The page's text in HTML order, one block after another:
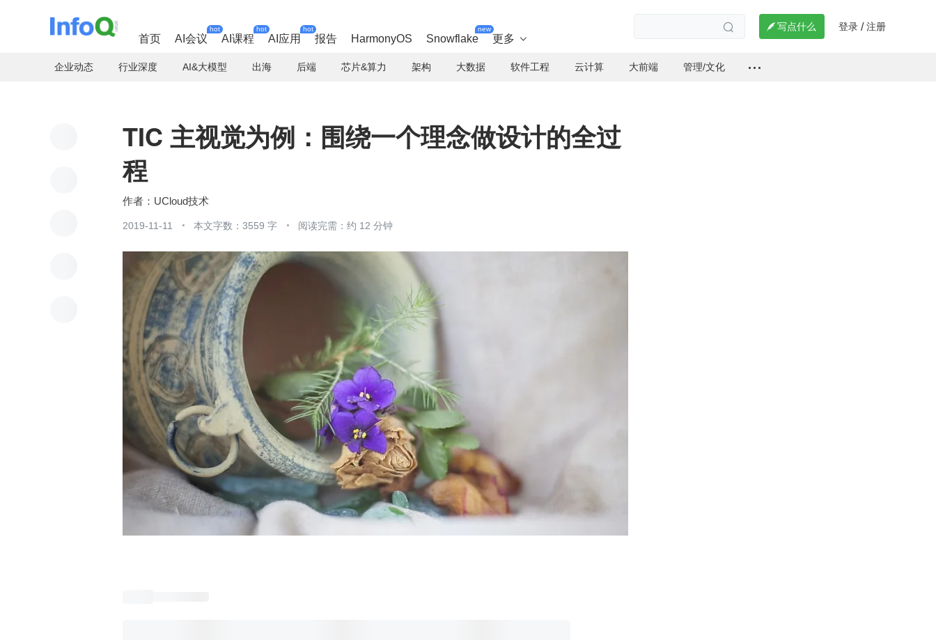
首页 AI会议
hot
AI课程
hot
AI应用
hot
报告 HarmonyOS Snowflake
new
更多 
  写点什么 登录 / 注册
企业动态 行业深度 AI&大模型 出海 后端 芯片&算力 架构 大数据 软件工程 云计算 大前端 管理/文化
TIC 主视觉为例：围绕一个理念做设计的全过
程
UCloud技术
2019-11-11 本文字数：3559 字 阅读完需：约 12 分钟